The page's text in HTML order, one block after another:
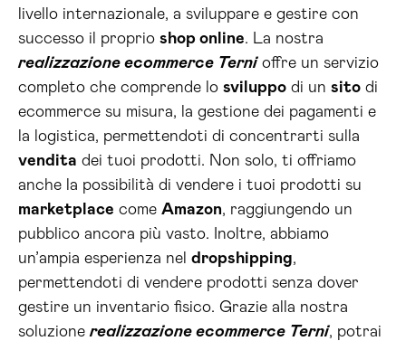
livello internazionale, a sviluppare e gestire con
successo il proprio shop online. La nostra
realizzazione ecommerce Ternioffre un servizio
completo che comprende lo sviluppo di un sito di
ecommerce su misura, la gestione dei pagamenti e
la logistica, permettendoti di concentrarti sulla
vendita dei tuoi prodotti. Non solo, ti offriamo
anche la possibilità di vendere i tuoi prodotti su
marketplace come Amazon, raggiungendo un
pubblico ancora più vasto. Inoltre, abbiamo
un’ampia esperienza nel dropshipping,
permettendoti di vendere prodotti senza dover
gestire un inventario fisico. Grazie alla nostra
soluzionerealizzazione ecommerce Terni, potrai